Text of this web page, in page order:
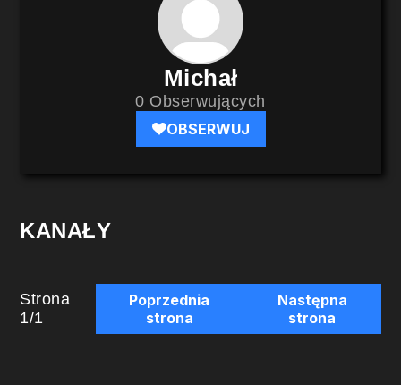
Michał
0 Obserwujących
OBSERWUJ
KANAŁY
Strona
1/1
Poprzednia
strona
Następna
strona